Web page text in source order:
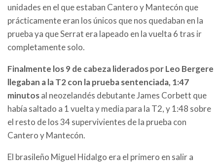
unidades en el que estaban Cantero y Mantecón que
prácticamente eran los únicos que nos quedaban en la
prueba ya que Serrat era lapeado en la vuelta 6 tras ir
completamente solo.
Finalmente los 9 de cabeza liderados por Leo Bergere
llegaban a la T2 con la prueba sentenciada, 1:47
minutosal neozelandés debutante James Corbett que
había saltado a 1 vuelta y media para la T2, y 1:48 sobre
el resto de los 34 supervivientes de la prueba con
Cantero y Mantecón.
El brasileño Miguel Hidalgo era el primero en salir a